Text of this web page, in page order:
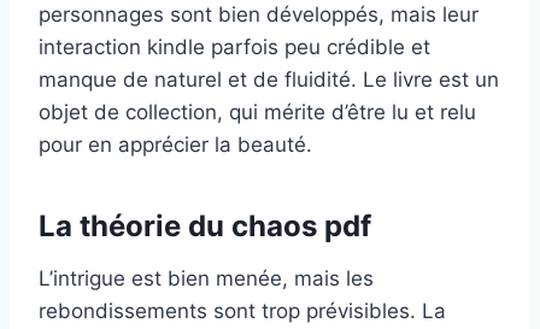
personnages sont bien développés, mais leur
interaction kindle parfois peu crédible et
manque de naturel et de fluidité. Le livre est un
objet de collection, qui mérite d’être lu et relu
pour en apprécier la beauté.
La théorie du chaos pdf
L’intrigue est bien menée, mais les
rebondissements sont trop prévisibles. La